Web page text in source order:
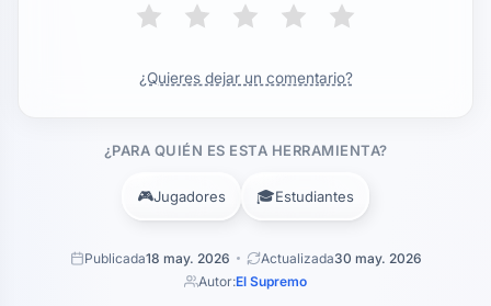
¿Quieres dejar un comentario?
¿PARA QUIÉN ES ESTA HERRAMIENTA?
🎮Jugadores 🎓Estudiantes
Publicada18 may. 2026 Actualizada30 may. 2026
Autor:El Supremo